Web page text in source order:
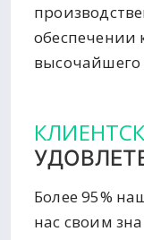
обеспечении
высочайшего
Более 95%
нас своим